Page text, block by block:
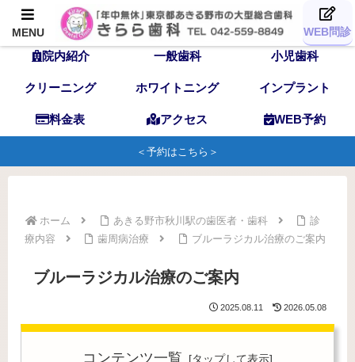
TOP 歯科医師 スタッフ
院内紹介 一般歯科 小児歯科
クリーニング ホワイトニング インプラント
料金表 アクセス WEB予約
＜予約はこちら＞
ホーム あきる野市秋川駅の歯医者・歯科
診
療内容
歯周病治療 ブルーラジカル治療のご案内
ブルーラジカル治療のご案内
2025.08.11 2026.05.08
コンテンツ一覧
MENU WEB問診